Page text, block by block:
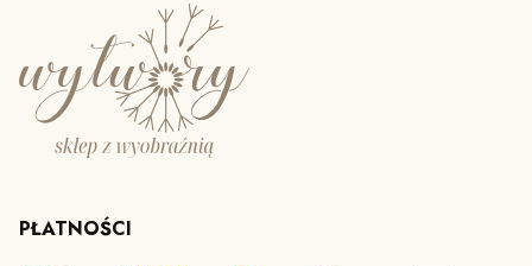
PŁATNOŚCI